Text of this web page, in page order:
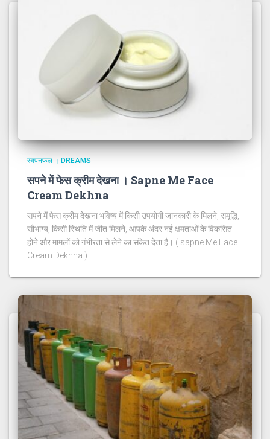
स्वपनफल । DREAMS
सपने में फेस क्रीम देखना । Sapne Me Face
Cream Dekhna
सपने में फेस क्रीम देखना भविष्य में किसी उपयोगी जानकारी के मिलने, समृद्धि,
सौभाग्य, किसी स्थिति में जीत मिलने, आपके अंदर नई क्षमताओं के विकसित
होने और मामलों को गंभीरता से लेने का संकेत देता है। ( sapne Me Face
Cream Dekhna )